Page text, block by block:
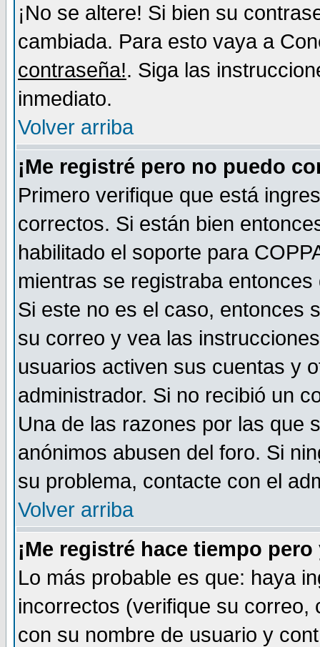
¡No se altere! Si bien su
cambiada. Para esto vaya a
contraseña!. Siga las
inmediato.
Volver arriba
¡Me registré pero no puedo
Primero verifique que está
correctos. Si están bien
habilitado el soporte para
mientras se registraba
Si este no es el caso, entonces
su correo y vea las
usuarios activen sus cuentas y
administrador. Si no recibió un
Una de las razones por las que
anónimos abusen del foro. Si
su problema, contacte con el
Volver arriba
¡Me registré hace tiempo
Lo más probable es que: haya
incorrectos (verifique su
con su nombre de usuario y